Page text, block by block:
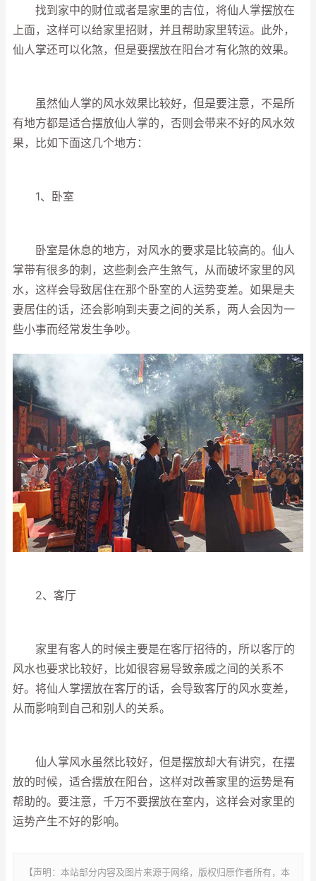
找到家中的财位或者是家里的吉位，将仙人掌摆放在
上面，这样可以给家里招财，并且帮助家里转运。此外，
仙人掌还可以化煞，但是要摆放在阳台才有化煞的效果。
虽然仙人掌的风水效果比较好，但是要注意，不是所
有地方都是适合摆放仙人掌的，否则会带来不好的风水效
果，比如下面这几个地方：
1、卧室
卧室是休息的地方，对风水的要求是比较高的。仙人
掌带有很多的刺，这些刺会产生煞气，从而破坏家里的风
水，这样会导致居住在那个卧室的人运势变差。如果是夫
妻居住的话，还会影响到夫妻之间的关系，两人会因为一
些小事而经常发生争吵。
2、客厅
家里有客人的时候主要是在客厅招待的，所以客厅的
风水也要求比较好，比如很容易导致亲戚之间的关系不
好。将仙人掌摆放在客厅的话，会导致客厅的风水变差，
从而影响到自己和别人的关系。
仙人掌风水虽然比较好，但是摆放却大有讲究，在摆
放的时候，适合摆放在阳台，这样对改善家里的运势是有
帮助的。要注意，千万不要摆放在室内，这样会对家里的
运势产生不好的影响。
【声明：本站部分内容及图片来源于网络，版权归原作者所有，本